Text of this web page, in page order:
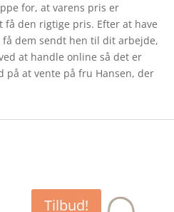
for, at varens pris er
få den rigtige pris. Efter at have
dem sendt hen til dit arbejde,
at handle online så det er
at vente på fru Hansen, der
Tilbud!